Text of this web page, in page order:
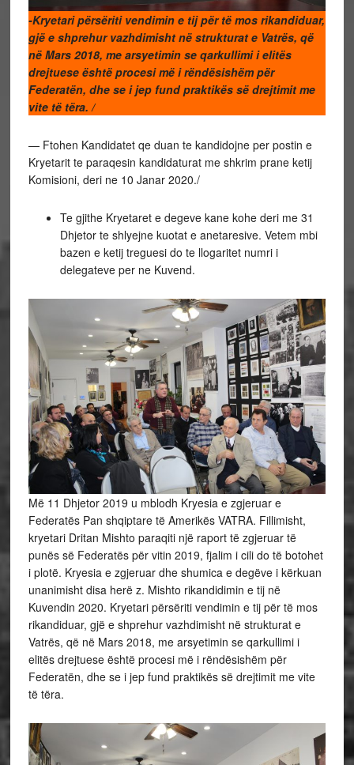
-Kryetari përsëriti vendimin e tij për të mos rikandiduar,
gjë e shprehur vazhdimisht në strukturat e Vatrës, që
në Mars 2018, me arsyetimin se qarkullimi i elitës
drejtuese është procesi më i rëndësishëm për
Federatën, dhe se i jep fund praktikës së drejtimit me
vite të tëra. /
— Ftohen Kandidatet qe duan te kandidojne per postin e
Kryetarit te paraqesin kandidaturat me shkrim prane ketij
Komisioni, deri ne 10 Janar 2020./
Te gjithe Kryetaret e degeve kane kohe deri me 31
Dhjetor te shlyejne kuotat e anetaresive. Vetem mbi
bazen e ketij treguesi do te llogaritet numri i
delegateve per ne Kuvend.
Më 11 Dhjetor 2019 u mblodh Kryesia e zgjeruar e
Federatës Pan shqiptare të Amerikës VATRA. Fillimisht,
kryetari Dritan Mishto paraqiti një raport të zgjeruar të
punës së Federatës për vitin 2019, fjalim i cili do të botohet
i plotë. Kryesia e zgjeruar dhe shumica e degëve i kërkuan
unanimisht disa herë z. Mishto rikandidimin e tij në
Kuvendin 2020. Kryetari përsëriti vendimin e tij për të mos
rikandiduar, gjë e shprehur vazhdimisht në strukturat e
Vatrës, që në Mars 2018, me arsyetimin se qarkullimi i
elitës drejtuese është procesi më i rëndësishëm për
Federatën, dhe se i jep fund praktikës së drejtimit me vite
të tëra.